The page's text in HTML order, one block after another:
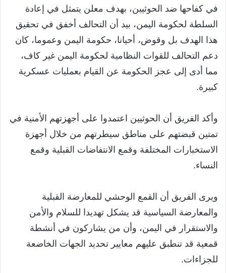
في كفاحها ضد الحوثيين، بهدف معلن يتمثل في إعادة
السلطة لحكومة اليمن، بيد أن التحالف أخفق في تحقيق
هذا الهدف بل وقوض، أحيانا، حكومة اليمن وعموما، كان
دعم التحالف للقوات النظامية لحكومة اليمن غير كاف،
مما أدى إلى عجز الحكومة عن القيام بعمليات عسكرية
كبيرة.
وأكد الفريق أن الحوثيين اعتمدوا على أجهزتهم الأمنية في
تمتين قبضتهم على مناطق سيطرتهم من خلال أجهزة
الاستخبارات المختلفة وقمع الانتفاضات القبلية وقمع
النساء.
ويرى الفريق أن القمع الوحشي للمعارضة القبلية
والمعارضة السياسية قد يشكل تهديدا للسلام والأمن
والاستقرار في اليمن، وأن من يشاركون في أنشطة
قمعية قد تنطبق عليهم معايير تحديد الجهات الخاضعة
للجزاءات.